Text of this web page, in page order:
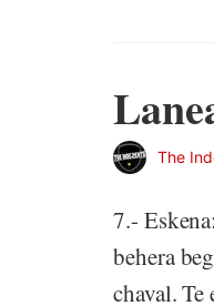
The
7.-
behera
chaval.